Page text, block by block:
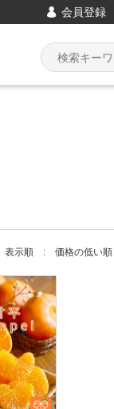
会員登録
表示順 : 価格の低い順